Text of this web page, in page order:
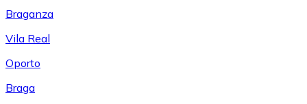
Braganza
Vila Real
Oporto
Braga